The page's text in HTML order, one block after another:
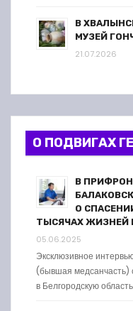
В
МУЗЕЙ
21.07.2026
О ПОДВИГАХ
В
О
ТЫСЯЧАХ ЖИЗНЕЙ
05.06.2025
Эксклюзивное
(бывшая медсанчасть)
в Белгородскую